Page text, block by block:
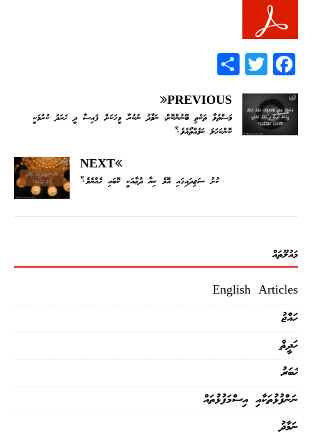
F
ac
eb
oo
T
wi
tt
er
ar
e
PREVIOUS
މަސްތުވާ ތަކެތި ބޭނުންކޮށް، ނަމާދު ނުކުރާ މީހަކަށް ފައިސާ ދީ ޚަރަދު ކުރުމަކީ
ކޮންކަހަލަ ކަމެއްތޯއެވެ؟
NEXT
ކުށު ސަޖިދައިގައި އޮވެ ކިޔާ ދުޢާއަކީ ކޮބައި ހެއްޔެވެ؟
މައުލޫތައް
English Articles
ހައްޖު
ހަދީޘް
ޚަބަރު
ނަންފުޅުތަކާއި އިސްމަފުޅުތައް
ނަމާދު